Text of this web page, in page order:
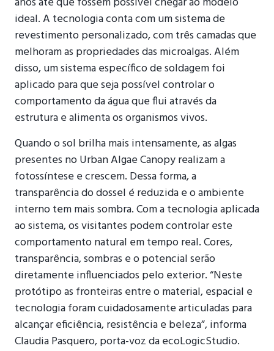
ideal. A tecnologia conta com um sistema de
revestimento personalizado, com três camadas que
melhoram as propriedades das microalgas. Além
disso, um sistema específico de soldagem foi
aplicado para que seja possível controlar o
comportamento da água que flui através da
estrutura e alimenta os organismos vivos.
Quando o sol brilha mais intensamente, as algas
presentes no Urban Algae Canopy realizam a
fotossíntese e crescem. Dessa forma, a
transparência do dossel é reduzida e o ambiente
interno tem mais sombra. Com a tecnologia aplicada
ao sistema, os visitantes podem controlar este
comportamento natural em tempo real. Cores,
transparência, sombras e o potencial serão
diretamente influenciados pelo exterior. “Neste
protótipo as fronteiras entre o material, espacial e
tecnologia foram cuidadosamente articuladas para
alcançar eficiência, resistência e beleza”, informa
Claudia Pasquero, porta-voz da ecoLogicStudio.